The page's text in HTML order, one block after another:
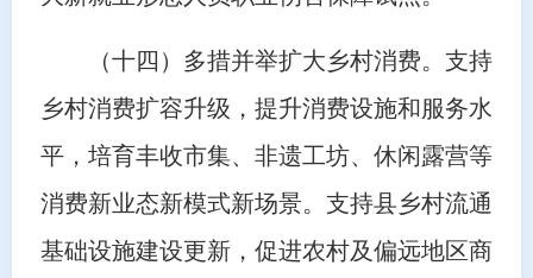
（十四）多措并举扩大乡村消费。支持
乡村消费扩容升级，提升消费设施和服务水
平，培育丰收市集、非遗工坊、休闲露营等
消费新业态新模式新场景。支持县乡村流通
基础设施建设更新，促进农村及偏远地区商